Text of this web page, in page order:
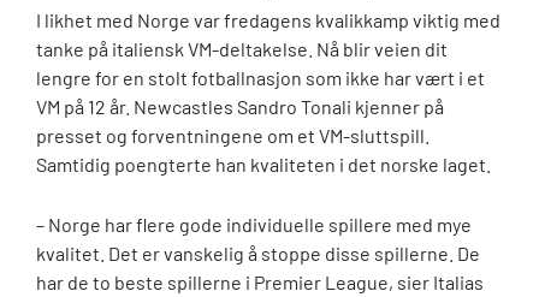
I likhet med Norge var fredagens kvalikkamp viktig med
tanke på italiensk VM-deltakelse. Nå blir veien dit
lengre for en stolt fotballnasjon som ikke har vært i et
VM på 12 år. Newcastles Sandro Tonali kjenner på
presset og forventningene om et VM-sluttspill.
Samtidig poengterte han kvaliteten i det norske laget.
– Norge har flere gode individuelle spillere med mye
kvalitet. Det er vanskelig å stoppe disse spillerne. De
har de to beste spillerne i Premier League, sier Italias